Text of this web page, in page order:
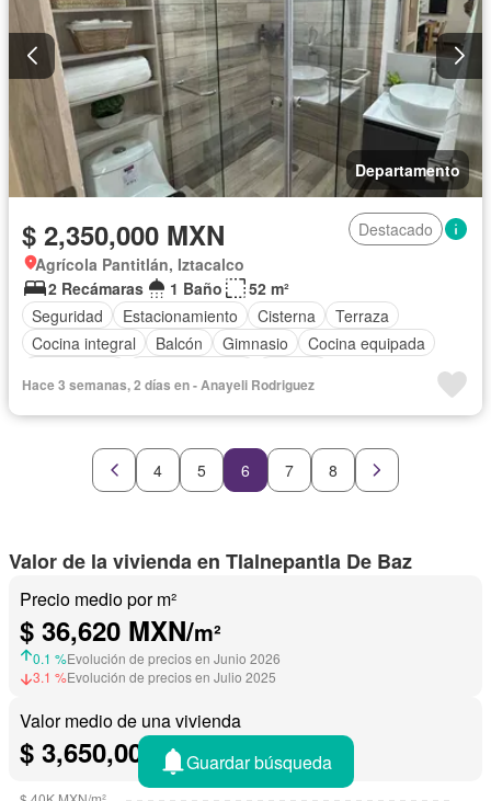
Departamento
$ 2,350,000 MXN
Destacado
Agrícola Pantitlán, Iztacalco
2 Recámaras
1 Baño
52 m²
Seguridad
Estacionamiento Cisterna
Terraza
Cocina integral
Balcón Gimnasio
Cocina equipada
Cuarto de servicio
Electricidad
Circuito cerrado de televisión
Agua
Televisión por cable
Gas natural
Conserje Wifi Caseta de vigilancia
Hace 3 semanas, 2 días en - Anayeli Rodriguez
4 5 6 7 8
Valor de la vivienda en Tlalnepantla De Baz
Precio medio por m²
$ 36,620 MXN/m²
0.1 %Evolución de precios en Junio 2026
3.1 %Evolución de precios en Julio 2025
Valor medio de una vivienda
$ 3,650,007 MXNGuardar búsqueda